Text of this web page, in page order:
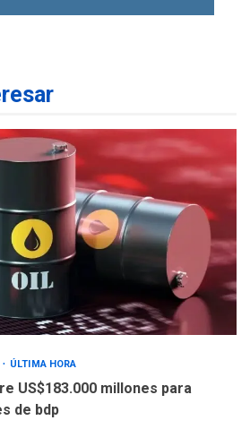
Dólar cierra la semana en
TITULARES
ÚLTIMA HORA
Libertad plena para jueza
María Lourdes Afiuni
INTERNACIONALES
ÚLTIMA HORA
España impone controles
ÚLTIMA HORA
US$183.000 millones para
de bdp